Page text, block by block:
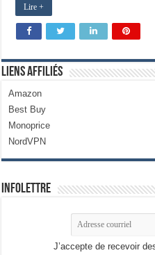
Lire +
Liens Affiliés
Amazon
Best Buy
Monoprice
NordVPN
Infolettre
J’accepte de recevoir